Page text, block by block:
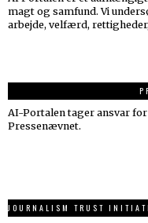
magt og samfund. Vi
arbejde, velfærd,
AI-Portalen tager ansvar
Pressenævnet.
JOURNALISM TRUST